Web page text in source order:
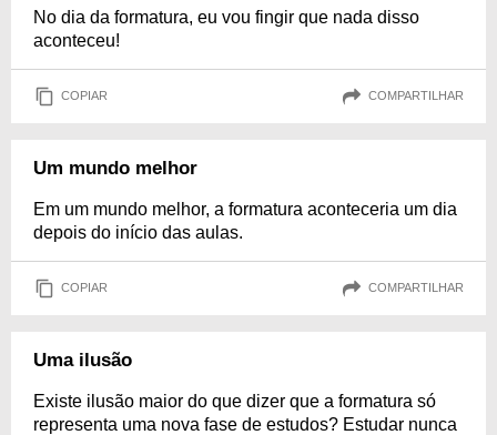
No dia da formatura, eu vou fingir que nada disso
aconteceu!
COPIAR COMPARTILHAR
Um mundo melhor
Em um mundo melhor, a formatura aconteceria um dia
depois do início das aulas.
COPIAR COMPARTILHAR
Uma ilusão
Existe ilusão maior do que dizer que a formatura só
representa uma nova fase de estudos? Estudar nunca